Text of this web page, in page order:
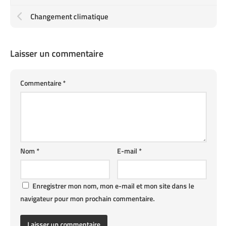
Changement climatique
Laisser un commentaire
Commentaire*
E-mail*
Nom*
Enregistrer mon nom, mon e-mail et mon site dans le
navigateur pour mon prochain commentaire.